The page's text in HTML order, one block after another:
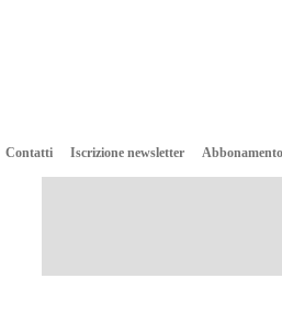
Contatti Iscrizione newsletter Abbonamento